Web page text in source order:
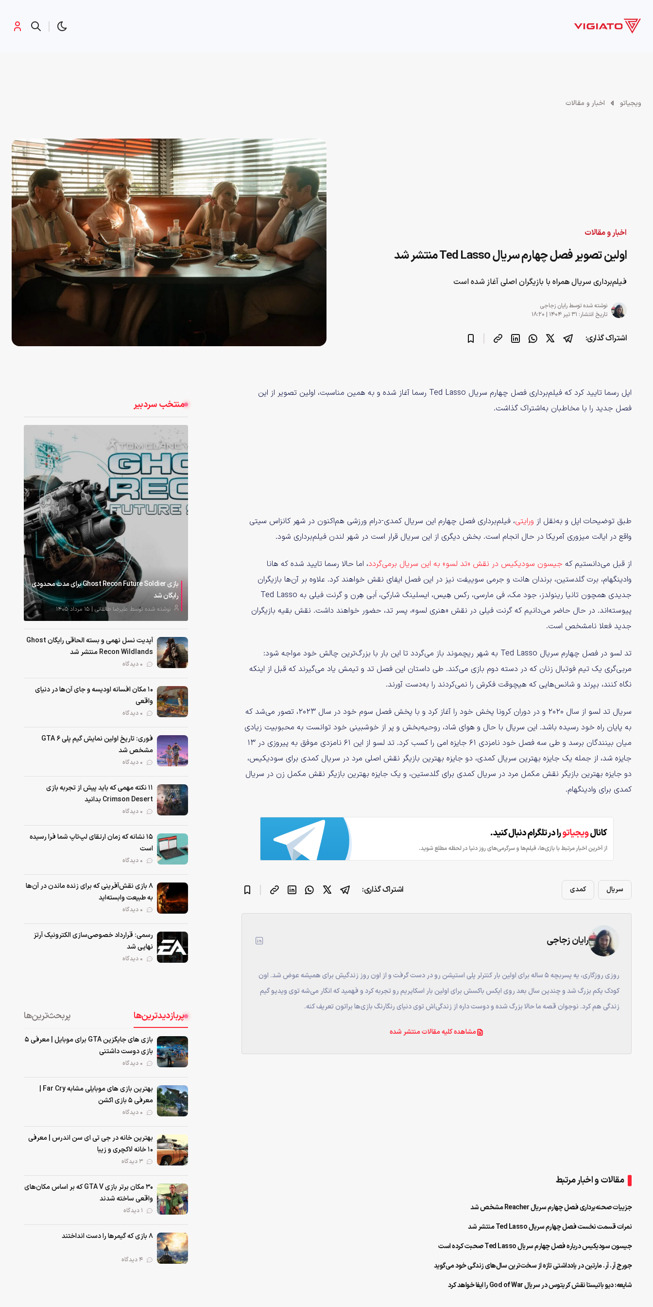
بازی
ویجیاتو اخبار و مقالات
اخبار و مقالات
اولین تصویر فصل چهارم سریال Ted Lasso منتشر شد
فیلم‌برداری سریال همراه با بازیگران اصلی آغاز شده است
نوشته شده توسطرایان زجاجی
تاریخ انتشار: ۳۱ تیر ۱۴۰۴ | ۱۸:۲۰
اشتراک گذاری:
منتخب سردبیر
بازی Ghost Recon Future Soldier برای مدت محدودی
رایگان شد
نوشته شده توسط علیرضا طالقانی | ۱۵ مرداد ۱۴۰۵
آپدیت نسل نهمی و بسته الحاقی رایگان Ghost
Recon Wildlands منتشر شد
۱۰ مکان افسانه اودیسه و جای آن‌ها در دنیای
واقعی
فوری: تاریخ اولین نمایش گیم پلی GTA 6
مشخص شد
۱۱ نکته‌ مهمی که باید پیش از تجربه بازی
Crimson Desert بدانید
۱۵ نشانه که زمان ارتقای لپ‌تاپ شما فرا رسیده
است
۸ بازی نقش‌آفرینی که برای زنده ماندن در آن‌ها
به طبیعت وابسته‌اید
رسمی: قرارداد خصوصی‌سازی الکترونیک آرتز
نهایی شد
پربازدیدترین‌ها پربحث‌ترین‌ها
بازی های جایگزین GTA برای موبایل | معرفی ۵
بازی دوست داشتنی
بهترین بازی‌ های موبایلی مشابه Far Cry |
معرفی ۵ بازی اکشن
بهترین خانه در جی تی ای سن اندرس | معرفی
۱۰ خانه لاکچری و زیبا
۳۰ مکان برتر بازی GTA V که بر اساس مکان‌های
واقعی ساخته شدند
۸ بازی که گیمرها را دست انداختند
اپل رسما تایید کرد که فیلم‌برداری فصل چهارم سریال Ted Lasso رسما آغاز شده و به همین مناسبت، اولین تصویر از این
فصل جدید را با مخاطبان به‌اشتراک گذاشت.
طبق توضیحات اپل و به‌نقل از ورایتی، فیلم‌برداری فصل چهارم این سریال کمدی-درام ورزشی هم‌اکنون در شهر کانزاس سیتی
واقع در ایالت میزوری آمریکا در حال انجام است. بخش دیگری از این سریال قرار است در شهر لندن فیلم‌برداری شود.
از قبل می‌دانستیم که جیسون سودیکیس در نقش «تد لسو» به این سریال برمی‌گردد، اما حالا رسما تایید شده که هانا
وادینگهام، برت گلدستین، برندان هانت و جرمی سوییفت نیز در این فصل ایفای نقش خواهند کرد. علاوه بر آن‌ها بازیگران
جدیدی همچون تانیا رینولدز، جود مک، فی مارسی، رکس هِیس، ایسلینگ شارکی، اَبی هِرن و گرنت فیلی به Ted Lasso
پیوسته‌اند. در حال حاضر می‌دانیم که گرنت فیلی در نقش «هنری لسو»، پسر تد، حضور خواهند داشت. نقش بقیه بازیگران
جدید فعلا نامشخص است.
تد لسو در فصل چهارم سریال Ted Lasso به شهر ریچموند باز می‌گردد تا این بار با بزرگ‌ترین چالش خود مواجه شود:
مربی‌گری یک تیم فوتبال زنان که در دسته دوم بازی می‌کند. طی داستان این فصل تد و تیمش یاد می‌گیرند که قبل از اینکه
نگاه کنند، بپرند و شانس‌هایی که هیچوقت فکرش را نمی‌کردند را به‌دست آورند.
سریال تد لسو از سال ۲۰۲۰ و در دوران کرونا پخش خود را آغاز کرد و با پخش فصل سوم خود در سال ۲۰۲۳، تصور می‌شد که
به پایان راه خود رسیده باشد. این سریال با حال و هوای شاد، روحیه‌بخش و پر از خوشبینی خود توانست به محبوبیت زیادی
میان بینندگان برسد و طی سه فصل خود نامزدی ۶۱ جایزه امی را کسب کرد. تد لسو از این ۶۱ نامزدی موفق به پیروزی در ۱۳
جایزه شد، از جمله یک جایزه بهترین سریال کمدی، دو جایزه بهترین بازیگر نقش اصلی مرد در سریال کمدی برای سودیکیس،
دو جایزه بهترین بازیگر نقش مکمل مرد در سریال کمدی برای گلدستین، و یک جایزه بهترین بازیگر نقش مکمل زن در سریال
کمدی برای وادینگهام.
سریال کمدی اشتراک گذاری:
رایان زجاجی
روزی روزگاری، یه پسربچه ۵ ساله برای اولین بار کنترلر پلی استیشن رو در دست گرفت و از اون روز زندگیش برای همیشه عوض شد. اون
کودک یکم بزرگ شد و چندین سال بعد روی ایکس باکسش برای اولین بار اسکایریم رو تجربه کرد و فهمید که انگار می‌شه توی ویدیو گیم
زندگی هم کرد. نوجوان قصه ما حالا بزرگ شده و دوست داره از زندگی‌اش توی دنیای رنگارنگ بازی‌ها براتون تعریف کنه.
مشاهده کلیه مقالات منتشر شده
مقالات و اخبار مرتبط
جزییات صحنه‌برداری فصل چهارم سریال Reacher مشخص شد
نمرات قسمت نخست فصل چهارم سریال Ted Lasso منتشر شد
جیسون سودیکیس درباره فصل چهارم سریال Ted Lasso صحبت کرده است
جورج آر. آر. مارتین در یادداشتی تازه‌ از سخت‌ترین سال‌های زندگی‌ خود می‌گوید
شایعه:‌ دیو باتیستا نقش کریتوس در سریال God of War را ایفا خواهد کرد